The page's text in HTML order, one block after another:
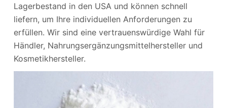
Lagerbestand in den USA und können schnell
liefern, um Ihre individuellen Anforderungen zu
erfüllen. Wir sind eine vertrauenswürdige Wahl für
Händler, Nahrungsergänzungsmittelhersteller und
Kosmetikhersteller.